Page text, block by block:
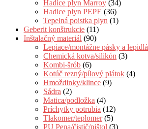
Hadice plyn Marroy (34)
Hadice plyn PEPE (36)
Tepelná poistka plyn (1)
Geberit konštrukcie (11)
Inštalačný materiál (90)
Lepiace/montážne pásky a lepidlá
Chemická kotva/silikón (3)
Kombi-šrób (6)
Kotúč rezný/pílový plátok (4)
Hmoždinky/klince (9)
Sádra (2)
Matica/podložka (4)
Príchytky potrubia (12)
Tlakomer/teplomer (5)
PU Pena/čistič/pištol (3)